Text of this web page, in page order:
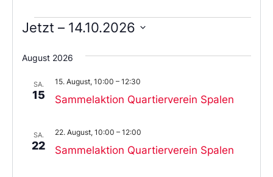
Jetzt – 14.10.2026
Sie
das
aus.
August 2026
SA.
15 Sammelaktion Quartierverein Spalen
15. August, 10:00 – 12:30
SA.
22 Sammelaktion Quartierverein Spalen
22. August, 10:00 – 12:00